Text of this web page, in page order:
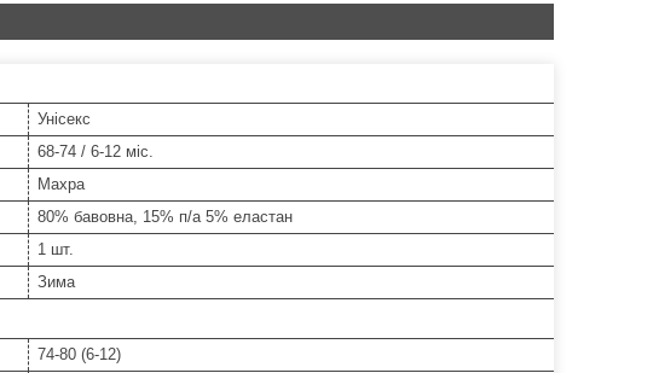
Унісекс
68-74 / 6-12 міс.
Махра
80% бавовна, 15% п/а 5% еластан
1 шт.
Зима
74-80 (6-12)